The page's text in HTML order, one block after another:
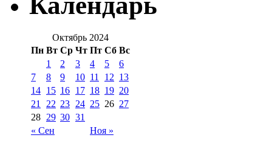
Октябрь 2024
Пн Вт Ср Чт Пт Сб Вс
« Сен Ноя »
1 2 3 4 5
6
7
8 9 10 11 12 13
14 15 16 17 18 19 20
21
22 23 24 25 26 27
28 29 30 31